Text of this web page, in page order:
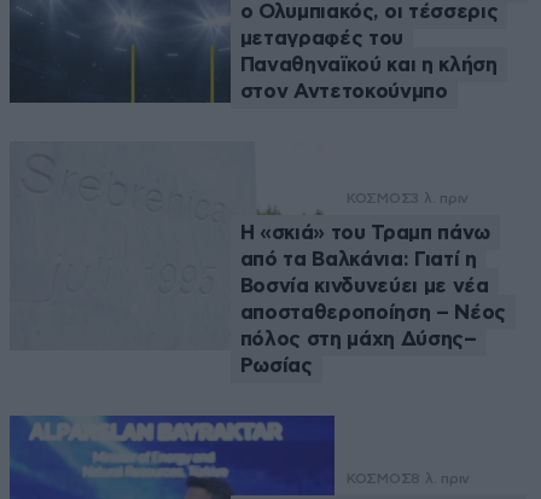
ο Ολυμπιακός, οι τέσσερις
μεταγραφές του
Παναθηναϊκού και η κλήση
στον Αντετοκούνμπο
ΚΟΣΜΟΣ3 λ. πριν
Η «σκιά» του Τραμπ πάνω
από τα Βαλκάνια: Γιατί η
Βοσνία κινδυνεύει με νέα
αποσταθεροποίηση – Νέος
πόλος στη μάχη Δύσης–
Ρωσίας
ΚΟΣΜΟΣ8 λ. πριν